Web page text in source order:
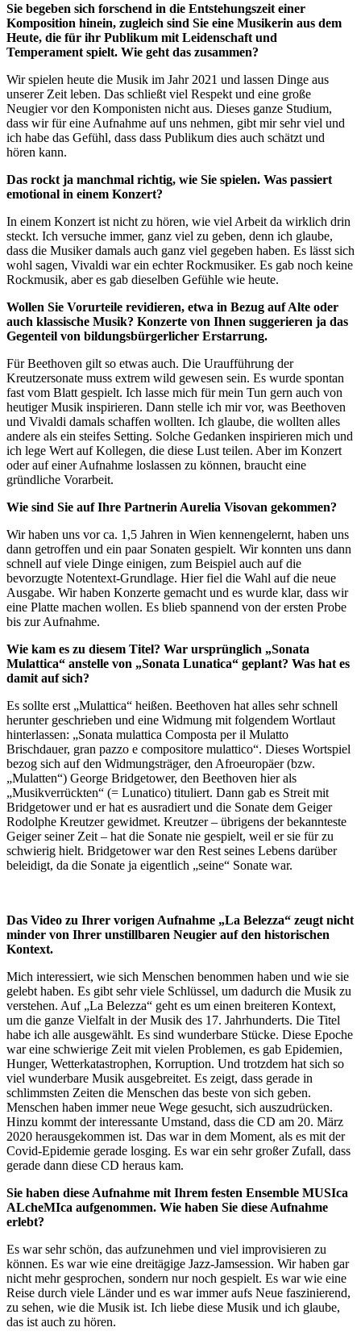
Sie begeben sich forschend in die Entstehungszeit einer
Komposition hinein, zugleich sind Sie eine Musikerin aus dem
Heute, die für ihr Publikum mit Leidenschaft und
Temperament spielt. Wie geht das zusammen?
Wir spielen heute die Musik im Jahr 2021 und lassen Dinge aus
unserer Zeit leben. Das schließt viel Respekt und eine große
Neugier vor den Komponisten nicht aus. Dieses ganze Studium,
dass wir für eine Aufnahme auf uns nehmen, gibt mir sehr viel und
ich habe das Gefühl, dass dass Publikum dies auch schätzt und
hören kann.
Das rockt ja manchmal richtig, wie Sie spielen. Was passiert
emotional in einem Konzert?
In einem Konzert ist nicht zu hören, wie viel Arbeit da wirklich drin
steckt. Ich versuche immer, ganz viel zu geben, denn ich glaube,
dass die Musiker damals auch ganz viel gegeben haben. Es lässt sich
wohl sagen, Vivaldi war ein echter Rockmusiker. Es gab noch keine
Rockmusik, aber es gab dieselben Gefühle wie heute.
Wollen Sie Vorurteile revidieren, etwa in Bezug auf Alte oder
auch klassische Musik? Konzerte von Ihnen suggerieren ja das
Gegenteil von bildungsbürgerlicher Erstarrung.
Für Beethoven gilt so etwas auch. Die Uraufführung der
Kreutzersonate muss extrem wild gewesen sein. Es wurde spontan
fast vom Blatt gespielt. Ich lasse mich für mein Tun gern auch von
heutiger Musik inspirieren. Dann stelle ich mir vor, was Beethoven
und Vivaldi damals schaffen wollten. Ich glaube, die wollten alles
andere als ein steifes Setting. Solche Gedanken inspirieren mich und
ich lege Wert auf Kollegen, die diese Lust teilen. Aber im Konzert
oder auf einer Aufnahme loslassen zu können, braucht eine
gründliche Vorarbeit.
Wie sind Sie auf Ihre Partnerin Aurelia Visovan gekommen?
Wir haben uns vor ca. 1,5 Jahren in Wien kennengelernt, haben uns
dann getroffen und ein paar Sonaten gespielt. Wir konnten uns dann
schnell auf viele Dinge einigen, zum Beispiel auch auf die
bevorzugte Notentext-Grundlage. Hier fiel die Wahl auf die neue
Ausgabe. Wir haben Konzerte gemacht und es wurde klar, dass wir
eine Platte machen wollen. Es blieb spannend von der ersten Probe
bis zur Aufnahme.
Wie kam es zu diesem Titel? War ursprünglich „Sonata
Mulattica“ anstelle von „Sonata Lunatica“ geplant? Was hat es
damit auf sich?
Es sollte erst „Mulattica“ heißen. Beethoven hat alles sehr schnell
herunter geschrieben und eine Widmung mit folgendem Wortlaut
hinterlassen: „Sonata mulattica Composta per il Mulatto
Brischdauer, gran pazzo e compositore mulattico“. Dieses Wortspiel
bezog sich auf den Widmungsträger, den Afroeuropäer (bzw.
„Mulatten“) George Bridgetower, den Beethoven hier als
„Musikverrückten“ (= Lunatico) tituliert. Dann gab es Streit mit
Bridgetower und er hat es ausradiert und die Sonate dem Geiger
Rodolphe Kreutzer gewidmet. Kreutzer – übrigens der bekannteste
Geiger seiner Zeit – hat die Sonate nie gespielt, weil er sie für zu
schwierig hielt. Bridgetower war den Rest seines Lebens darüber
beleidigt, da die Sonate ja eigentlich „seine“ Sonate war.
Das Video zu Ihrer vorigen Aufnahme „La Belezza“ zeugt nicht
minder von Ihrer unstillbaren Neugier auf den historischen
Kontext.
Mich interessiert, wie sich Menschen benommen haben und wie sie
gelebt haben. Es gibt sehr viele Schlüssel, um dadurch die Musik zu
verstehen. Auf „La Belezza“ geht es um einen breiteren Kontext,
um die ganze Vielfalt in der Musik des 17. Jahrhunderts. Die Titel
habe ich alle ausgewählt. Es sind wunderbare Stücke. Diese Epoche
war eine schwierige Zeit mit vielen Problemen, es gab Epidemien,
Hunger, Wetterkatastrophen, Korruption. Und trotzdem hat sich so
viel wunderbare Musik ausgebreitet. Es zeigt, dass gerade in
schlimmsten Zeiten die Menschen das beste von sich geben.
Menschen haben immer neue Wege gesucht, sich auszudrücken.
Hinzu kommt der interessante Umstand, dass die CD am 20. März
2020 herausgekommen ist. Das war in dem Moment, als es mit der
Covid-Epidemie gerade losging. Es war ein sehr großer Zufall, dass
gerade dann diese CD heraus kam.
Sie haben diese Aufnahme mit Ihrem festen Ensemble MUSIca
ALcheMIca aufgenommen. Wie haben Sie diese Aufnahme
erlebt?
Es war sehr schön, das aufzunehmen und viel improvisieren zu
können. Es war wie eine dreitägige Jazz-Jamsession. Wir haben gar
nicht mehr gesprochen, sondern nur noch gespielt. Es war wie eine
Reise durch viele Länder und es war immer aufs Neue faszinierend,
zu sehen, wie die Musik ist. Ich liebe diese Musik und ich glaube,
das ist auch zu hören.